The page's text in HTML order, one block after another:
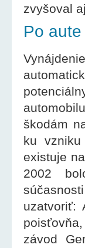
zvyšoval
Po
škodám
ku
existuje
2002
uzatvoriť:
závod